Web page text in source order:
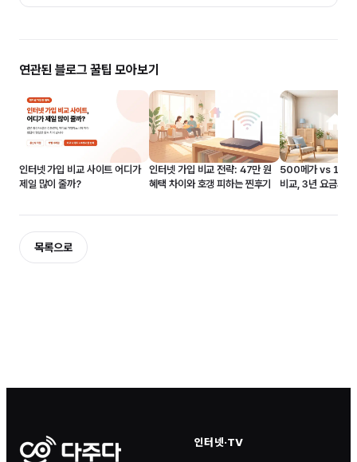
연관된 블로그 꿀팁 모아보기
인터넷 가입 비교 사이트 어디가
제일 많이 줄까?
인터넷 가입 비교 전략: 47만 원
혜택 차이와 호갱 피하는 찐후기
500메가 vs 1기가
비교, 3년 요금과
목록으로
인터넷·TV